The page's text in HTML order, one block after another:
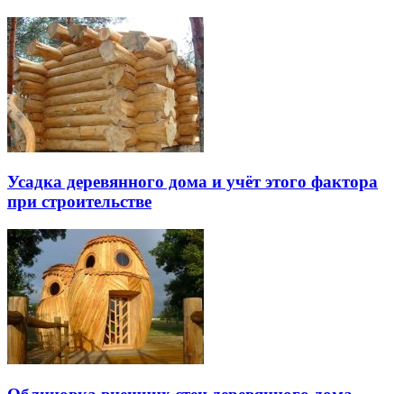
Усадка деревянного дома и учёт этого фактора
при строительстве